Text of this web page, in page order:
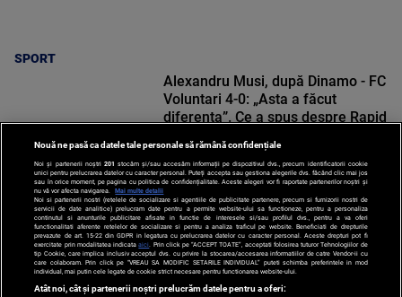
SPORT
SPORT
Alexandru Musi, după Dinamo - FC
Voluntari 4-0: „Asta a făcut
diferența”. Ce a spus despre Rapid
Nouă ne pasă ca datele tale personale să rămână confidențiale
Noi și partenerii noștri 201 stocăm și/sau accesăm informații pe dispozitivul dvs., precum identificatorii cookie
unici pentru prelucrarea datelor cu caracter personal. Puteți accepta sau gestiona alegerile dvs. făcând clic mai jos
sau în orice moment, pe pagina cu politica de confidențialitate. Aceste alegeri vor fi raportate partenerilor noștri și
nu vă vor afecta navigarea.
Mai multe detalii
Noi si partenerii nostri (retelele de socializare si agentiile de publicitate partenere, precum si furnizorii nostri de
servicii de date analitice) prelucram date pentru a permite website-ului sa functioneze, pentru a personaliza
continutul si anunturile publicitare afisate in functie de interesele si/sau profilul dvs., pentru a va oferi
functionalitati aferente retelelor de socializare si pentru a analiza traficul pe website. Beneficiati de drepturile
prevazute de art. 15-22 din GDPR in legatura cu prelucrarea datelor cu caracter personal. Aceste drepturi pot fi
exercitate prin modalitatea indicataaici . Prin click pe “ACCEPT TOATE”, acceptati folosirea tuturor Tehnologiilor de
tip Cookie, care implica inclusiv acceptul dvs. cu privire la stocarea/accesarea informatiilor de catre Vendor-ii cu
care colaboram. Prin click pe “VREAU SA MODIFIC SETARILE INDIVIDUAL” puteti schimba preferintele in mod
individual, mai putin cele legate de cookie strict necesare pentru functionarea website-ului.
Atât noi, cât și partenerii noștri prelucrăm datele pentru a oferi: